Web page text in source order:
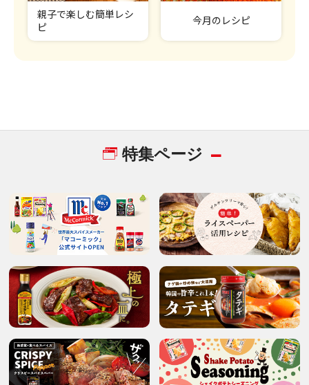
親子で楽しむ簡単レシ
ピ
今月のレシピ
特集ページ